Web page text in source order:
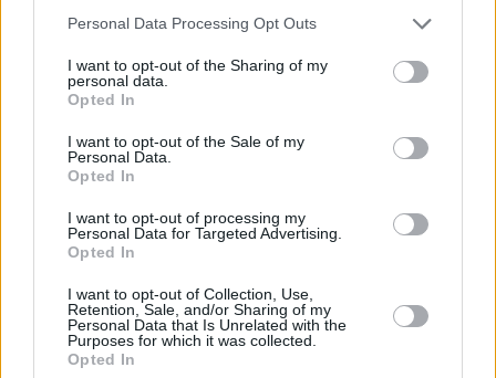
negar su consentimiento. Tenga en cuenta que algún
de su consentimiento, pero usted tiene el derecho de
rechazar tal procesamiento. Sus preferencias se aplicarán
cualquier momento entrando de nuevo en este sitio web o
visitando nuestra política de privacidad.
Personal Data Processing Opt Outs
I want to opt-out of the Sharing of my
personal data.
Opted In
I want to opt-out of the Sale of my
Personal Data.
Opted In
I want to opt-out of processing my
Personal Data for Targeted Advertising.
Opted In
I want to opt-out of Collection, Use,
Retention, Sale, and/or Sharing of my
Personal Data that Is Unrelated with the
Purposes for which it was collected.
Opted In